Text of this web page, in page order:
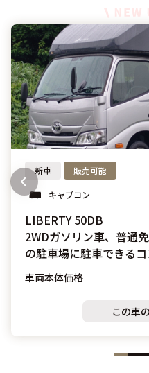
新車 販売可能
キャブコン
LIBERTY 50DB
2WDガソリン車、普通
の駐車場に駐車できる
車両本体価格
この車